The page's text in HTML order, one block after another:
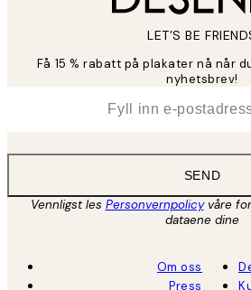
LET’S BE
Få 15 % rabatt på plakater nå når
nyhetsbrev!
SEND
Vennligst les Personvernpolicyvåre
dataene dine
Om oss
Press